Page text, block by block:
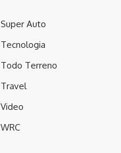
Super Auto
Tecnologia
Todo Terreno
Travel
Video
WRC